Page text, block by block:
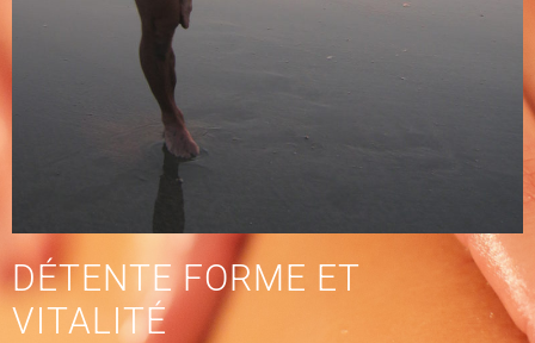
DÉTENTE FORME ET
VITALITÉ